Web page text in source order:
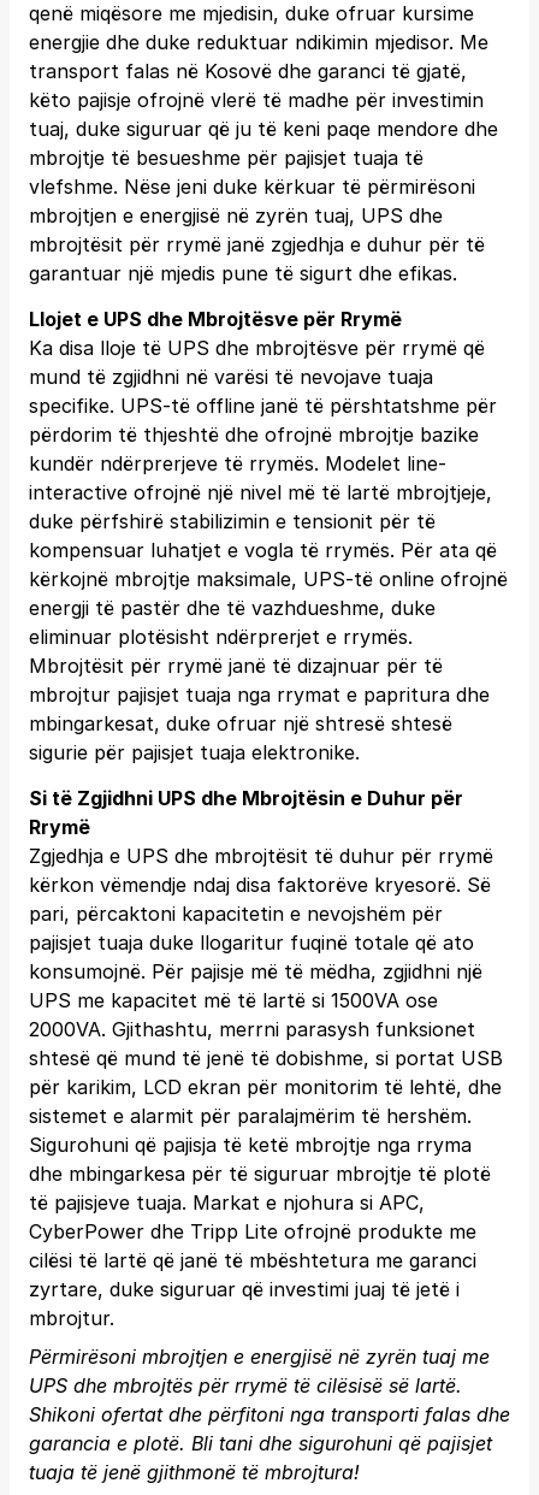
qenë miqësore me mjedisin, duke ofruar kursime
energjie dhe duke reduktuar ndikimin mjedisor. Me
transport falas në Kosovë dhe garanci të gjatë,
këto pajisje ofrojnë vlerë të madhe për investimin
tuaj, duke siguruar që ju të keni paqe mendore dhe
mbrojtje të besueshme për pajisjet tuaja të
vlefshme. Nëse jeni duke kërkuar të përmirësoni
mbrojtjen e energjisë në zyrën tuaj, UPS dhe
mbrojtësit për rrymë janë zgjedhja e duhur për të
garantuar një mjedis pune të sigurt dhe efikas.
Llojet e UPS dhe Mbrojtësve për Rrymë
Ka disa lloje të UPS dhe mbrojtësve për rrymë që
mund të zgjidhni në varësi të nevojave tuaja
specifike. UPS-të offline janë të përshtatshme për
përdorim të thjeshtë dhe ofrojnë mbrojtje bazike
kundër ndërprerjeve të rrymës. Modelet line-
interactive ofrojnë një nivel më të lartë mbrojtjeje,
duke përfshirë stabilizimin e tensionit për të
kompensuar luhatjet e vogla të rrymës. Për ata që
kërkojnë mbrojtje maksimale, UPS-të online ofrojnë
energji të pastër dhe të vazhdueshme, duke
eliminuar plotësisht ndërprerjet e rrymës.
Mbrojtësit për rrymë janë të dizajnuar për të
mbrojtur pajisjet tuaja nga rrymat e papritura dhe
mbingarkesat, duke ofruar një shtresë shtesë
sigurie për pajisjet tuaja elektronike.
Si të Zgjidhni UPS dhe Mbrojtësin e Duhur për
Rrymë
Zgjedhja e UPS dhe mbrojtësit të duhur për rrymë
kërkon vëmendje ndaj disa faktorëve kryesorë. Së
pari, përcaktoni kapacitetin e nevojshëm për
pajisjet tuaja duke llogaritur fuqinë totale që ato
konsumojnë. Për pajisje më të mëdha, zgjidhni një
UPS me kapacitet më të lartë si 1500VA ose
2000VA. Gjithashtu, merrni parasysh funksionet
shtesë që mund të jenë të dobishme, si portat USB
për karikim, LCD ekran për monitorim të lehtë, dhe
sistemet e alarmit për paralajmërim të hershëm.
Sigurohuni që pajisja të ketë mbrojtje nga rryma
dhe mbingarkesa për të siguruar mbrojtje të plotë
të pajisjeve tuaja. Markat e njohura si APC,
CyberPower dhe Tripp Lite ofrojnë produkte me
cilësi të lartë që janë të mbështetura me garanci
zyrtare, duke siguruar që investimi juaj të jetë i
mbrojtur.
Përmirësoni mbrojtjen e energjisë në zyrën tuaj me
UPS dhe mbrojtës për rrymë të cilësisë së lartë.
Shikoni ofertat dhe përfitoni nga transporti falas dhe
garancia e plotë. Bli tani dhe sigurohuni që pajisjet
tuaja të jenë gjithmonë të mbrojtura!